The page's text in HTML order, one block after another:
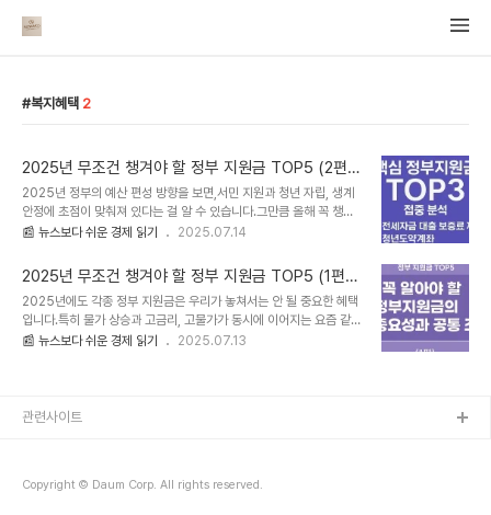
복지혜택 2
2025년 무조건 챙겨야 할 정부 지원금 TOP5 (2편)
꼭 챙겨야 할 핵심 정부지원금 TOP3 집중 분석
2025년 정부의 예산 편성 방향을 보면,서민 지원과 청년 자립, 생계
안정에 초점이 맞춰져 있다는 걸 알 수 있습니다.그만큼 올해 꼭 챙겨
야 할 주요 지원금도 비슷한 방향성을 따르고 있죠. 오늘은 검색량도
액, 신청 조건, 주의사항 중심으로 정리해보겠습니다.① 전세자금 대
출 보증료 지원 (주택도시보증공사 HUG)지원 대상: 무주택 세대주 /
연소득 5천만 원 이하(맞벌이 6천만 원 이하)지원 내용: 전세보증금
대출 시 발생하는 보증료 일부 또는 전액 지원지원 금액: 연간 최대
150만 원 (지자체마다 상이)신청 방법:은행을 통해 전세자금대출 실
📰 뉴스보다 쉬운 경제 읽기 2025.07.14
2025년 무조건 챙겨야 할 정부 지원금 TOP5 (1편)
꼭 알아야 할 정부지원금의 중요성과 공통 조건
2025년에도 각종 정부 지원금은 우리가 놓쳐서는 안 될 중요한 혜택
입니다.특히 물가 상승과 고금리, 고물가가 동시에 이어지는 요즘 같은
시기엔,이런 제도 하나하나가 실질적인 ‘생활 안정 도구’가 되기도 하
게 만들어 줄 수 있습니다.왜 ‘정부지원금’에 주목해야 할까?내가 낸
각보다 많죠.정부가 제시하는 ‘사..
📰 뉴스보다 쉬운 경제 읽기 2025.07.13
Copyright © Daum Corp. All rights reserved.
관련사이트